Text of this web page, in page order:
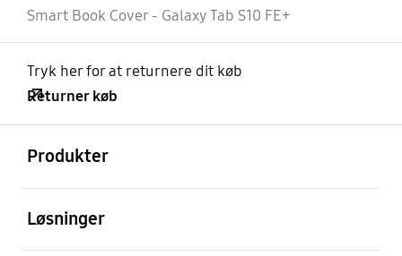
Smart Book Cover - Galaxy Tab S10 FE+
Tryk her for at returnere dit køb
Returner køb
Produkter
Løsninger